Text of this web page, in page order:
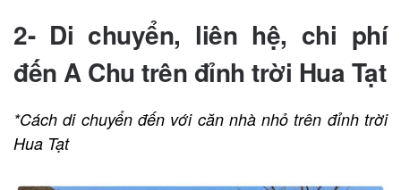
2- Di chuyển, liên hệ, chi phí
đếnA Chu trên đỉnh trời Hua Tạt
*Cách di chuyển đến với căn nhà nhỏ trên đỉnh trời
Hua Tạt